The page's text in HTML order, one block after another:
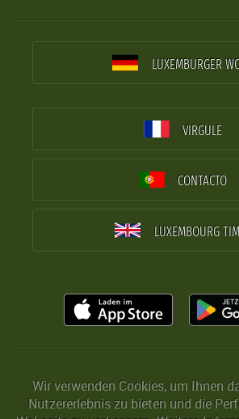
LUXEMBURGER
VIRGULE
CONTACTO
LUXEMBOURG
Wir verwenden Cookies, um Ihnen
Nutzererlebnis zu bieten und die